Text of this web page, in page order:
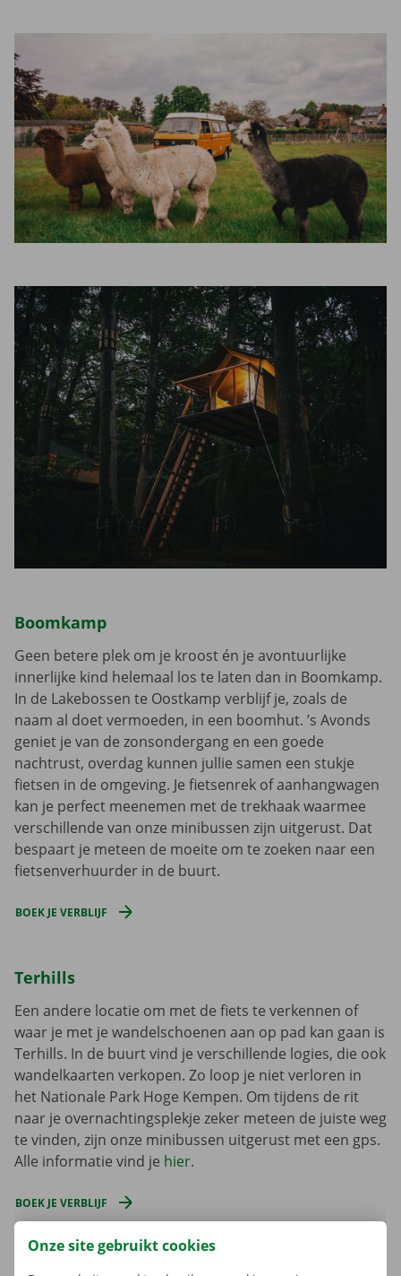
Boomkamp
Geen betere plek om je kroost én je avontuurlijke
innerlijke kind helemaal los te laten dan in Boomkamp.
In de Lakebossen te Oostkamp verblijf je, zoals de
naam al doet vermoeden, in een boomhut. ’s Avonds
geniet je van de zonsondergang en een goede
nachtrust, overdag kunnen jullie samen een stukje
fietsen in de omgeving. Je fietsenrek of aanhangwagen
kan je perfect meenemen met de trekhaak waarmee
verschillende van onze minibussen zijn uitgerust. Dat
bespaart je meteen de moeite om te zoeken naar een
fietsenverhuurder in de buurt.
BOEK JE VERBLIJF
Terhills
Een andere locatie om met de fiets te verkennen of
waar je met je wandelschoenen aan op pad kan gaan is
Terhills. In de buurt vind je verschillende logies, die ook
wandelkaarten verkopen. Zo loop je niet verloren in
het Nationale Park Hoge Kempen. Om tijdens de rit
naar je overnachtingsplekje zeker meteen de juiste weg
te vinden, zijn onze minibussen uitgerust met een gps.
Alle informatie vind je hier.
BOEK JE VERBLIJF
Onze site gebruikt cookies